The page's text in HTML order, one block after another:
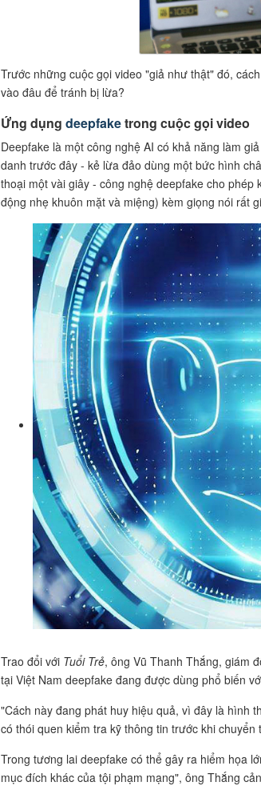
Trước những cuộc gọi video "giả như thật" đó,
vào đâu để tránh bị lừa?
Ứng dụng deepfaketrong cuộc gọi video
Deepfake là một công nghệ AI có khả năng làm
danh trước đây - kẻ lừa đảo dùng một bức hình
thoại một vài giây - công nghệ deepfake cho
động nhẹ khuôn mặt và miệng) kèm giọng nói rất
Trao đổi với Tuổi Trẻ, ông Vũ Thanh Thắng, giám
tại Việt Nam deepfake đang được dùng phổ biến
"Cách này đang phát huy hiệu quả, vì đây là hình
có thói quen kiểm tra kỹ thông tin trước khi chuyển
Trong tương lai deepfake có thể gây ra hiểm họa
mục đích khác của tội phạm mạng", ông Thắng